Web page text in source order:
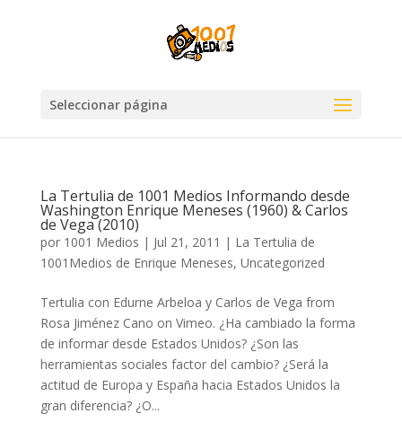
Seleccionar página
La Tertulia de 1001 Medios Informando desde
Washington Enrique Meneses (1960) & Carlos
de Vega (2010)
por 1001 Medios | Jul 21, 2011 | La Tertulia de
1001Medios de Enrique Meneses, Uncategorized
Tertulia con Edurne Arbeloa y Carlos de Vega from
Rosa Jiménez Cano on Vimeo. ¿Ha cambiado la forma
de informar desde Estados Unidos? ¿Son las
herramientas sociales factor del cambio? ¿Será la
actitud de Europa y España hacia Estados Unidos la
gran diferencia? ¿O...